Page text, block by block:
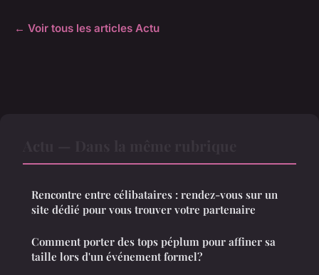
← Voir tous les articles Actu
Rencontre entre célibataires : rendez-vous sur un
site dédié pour vous trouver votre partenaire
Comment porter des tops péplum pour affiner sa
taille lors d'un événement formel?